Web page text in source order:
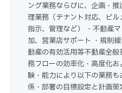
ング業務ならびに、企画・
理業務（テナント対応、ビ
指示、管理など） ・不動産
加、営業店サポート ・規制
動産の有効活用等不動産全
務フローの効率化・高度化
験・能力により以下の業務
係・部署の目標設定と計画